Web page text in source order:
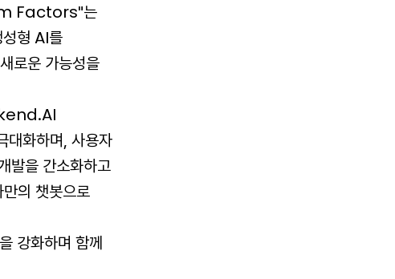
Factors"는
형 AI를
로운 가능성을
화하며, 사용자
발을 간소화하고
의 챗봇으로
강화하며 함께